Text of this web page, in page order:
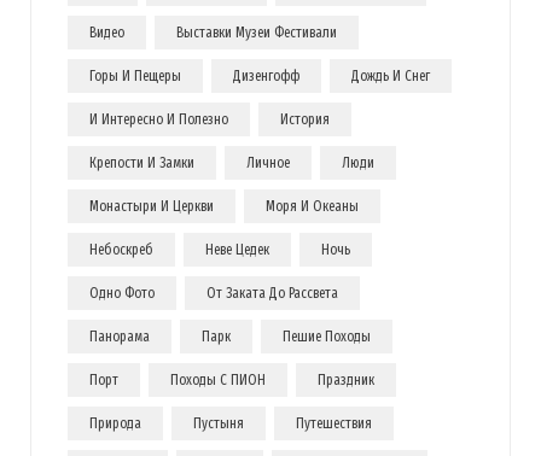
Видео Выставки Музеи Фестивали
Горы И Пещеры Дизенгофф Дождь И Снег
И Интересно И Полезно История
Крепости И Замки Личное Люди
Монастыри И Церкви Моря И Океаны
Небоскреб Неве Цедек Ночь
Одно Фото От Заката До Рассвета
Панорама Парк Пешие Походы
Порт Походы С ПИОН Праздник
Природа Пустыня Путешествия